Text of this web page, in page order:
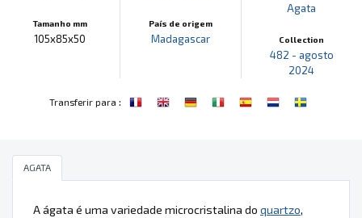
Tamanho mm
105x85x50
País de origem
Madagascar
Agata
Collection
482 - agosto
2024
Transferir para :
AGATA
A ágata é uma variedade microcristalina do quartzo,